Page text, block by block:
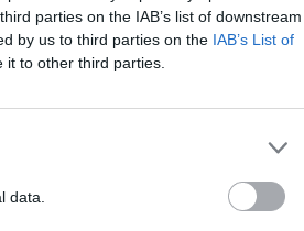
parties on the IAB’s list of downstream
by us to third parties on the IAB’s List of
to other third parties.
data.
třídy,“se uvádí ve
počtu žáků
bude v rámci města
rady města